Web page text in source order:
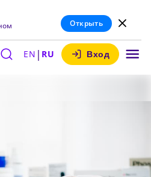
Открыть
EN | RU Вход